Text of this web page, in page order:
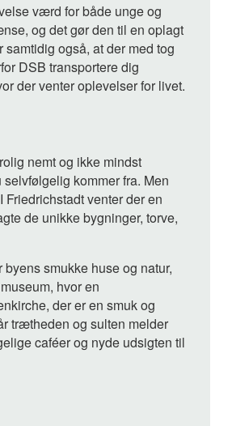
værd for både unge og
og det gør den til en oplagt
også, at der med tog
DSB transportere dig
der venter oplevelser for livet.
nemt og ikke mindst
kommer fra. Men
venter der en
de unikke bygninger, torve,
smukke huse og natur,
hvor en
der er en smuk og
trætheden og sulten melder
caféer og nyde udsigten til